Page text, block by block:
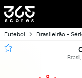
Futebol Brasileirão -